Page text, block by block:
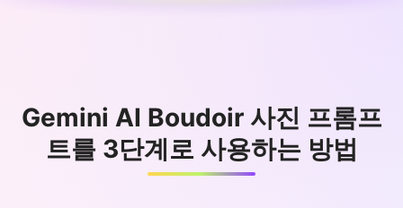
Gemini AI Boudoir 사진 프롬프
트를 3단계로 사용하는 방법